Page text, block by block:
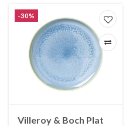
-30%
Villeroy & Boch Plat